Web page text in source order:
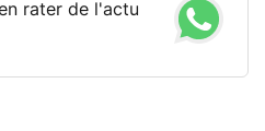
rater de l'actu